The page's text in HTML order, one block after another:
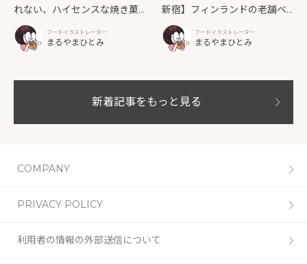
れない、ハイセンスな焼き菓
子「SUN3C（サンサンク）」
フードイラストレーター
まるやまひとみ
新宿】フィンランドの老舗ベ
ーカリーカフェが日本上陸！
「Ekberg（エクベリ）」
フードイラストレーター
まるやまひとみ
新着記事をもっと見る
COMPANY
PRIVACY POLICY
利用者の情報の外部送信について